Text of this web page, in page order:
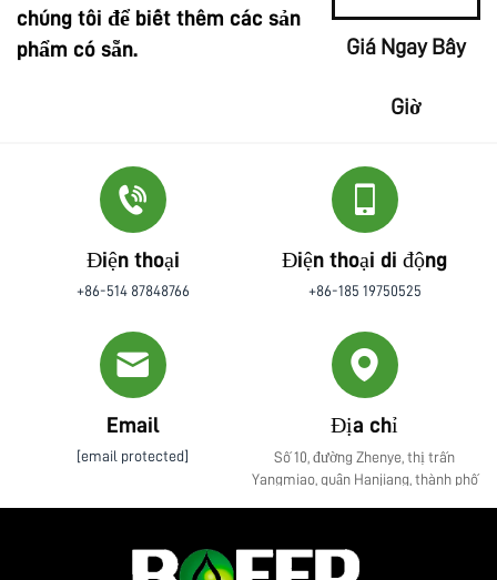
chúng tôi để biết thêm các sản
phẩm có sẵn.
Giá Ngay Bây
Giờ
Điện thoại
+86-514 87848766
Điện thoại di động
+86-185 19750525
Email
[email protected]
Địa chỉ
Số 10, đường Zhenye, thị trấn
Yangmiao, quận Hanjiang, thành phố